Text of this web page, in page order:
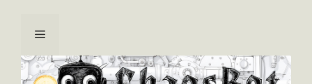
tartalomba
Menü